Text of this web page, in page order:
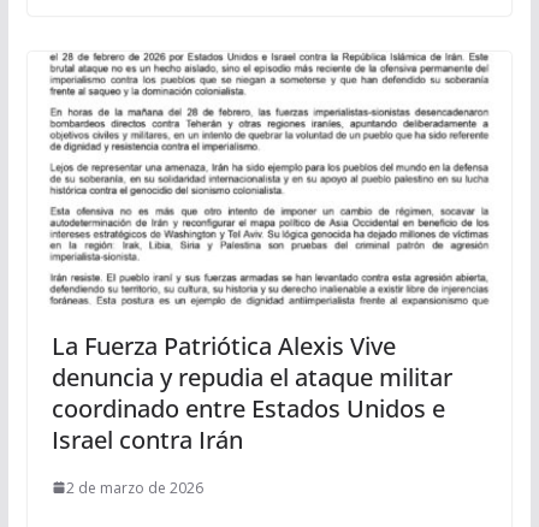
La Fuerza Patriótica Alexis Vive
denuncia y repudia el ataque militar
coordinado entre Estados Unidos e
Israel contra Irán
2 de marzo de 2026